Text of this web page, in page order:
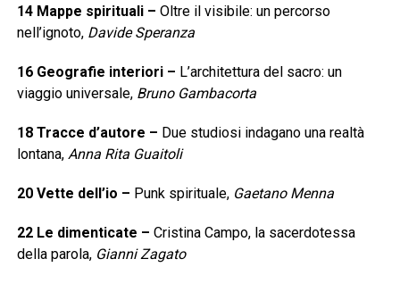
14 Mappe spirituali– Oltre il visibile: un percorso
nell’ignoto, Davide Speranza
16 Geografie interiori– L’architettura del sacro: un
viaggio universale, Bruno Gambacorta
18 Tracce d’autore – Due studiosi indagano una realtà
lontana, Anna Rita Guaitoli
20 Vette dell’io – Punk spirituale, Gaetano Menna
22 Le dimenticate – Cristina Campo, la sacerdotessa
della parola, Gianni Zagato